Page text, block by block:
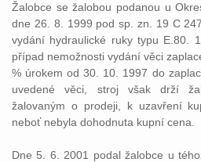
Žalobce se žalobou podanou u
dne 26. 8. 1999 pod sp. zn. 19 C
vydání hydraulické ruky typu E.80.
případ nemožnosti vydání věci
% úrokem od 30. 10. 1997 do
uvedené věci, stroj však drží
žalovaným o prodeji, k uzavření
neboť nebyla dohodnuta kupní cena.
Dne 5. 6. 2001 podal žalobce u